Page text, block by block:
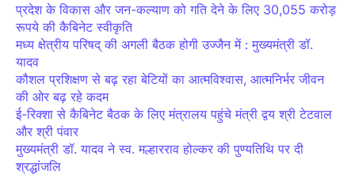
प्रदेश के विकास और जन-कल्याण को गति देने के लिए 30,055 करोड़
रूपये की कैबिनेट स्वीकृति
मध्य क्षेत्रीय परिषद् की अगली बैठक होगी उज्जैन में : मुख्यमंत्री डॉ.
यादव
कौशल प्रशिक्षण से बढ़ रहा बेटियों का आत्मविश्वास, आत्मनिर्भर जीवन
की ओर बढ़ रहे कदम
ई-रिक्शा से कैबिनेट बैठक के लिए मंत्रालय पहुंचे मंत्री द्वय श्री टेटवाल
और श्री पंवार
मुख्यमंत्री डॉ. यादव ने स्व. मल्हारराव होल्कर की पुण्यतिथि पर दी
श्रद्धांजलि